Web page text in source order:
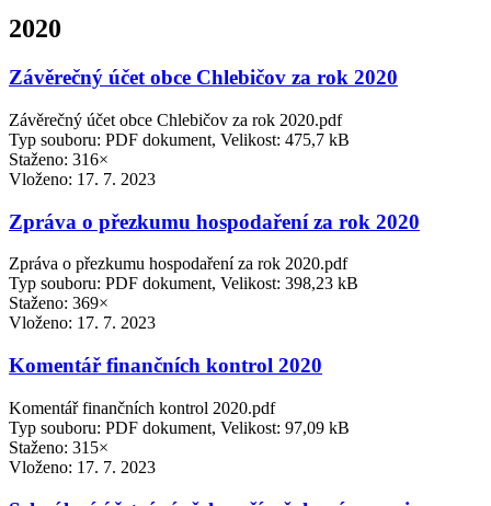
2020
Závěrečný účet obce Chlebičov za rok 2020
Závěrečný účet obce Chlebičov za rok 2020.pdf
Typ souboru: PDF dokument, Velikost: 475,7 kB
Staženo: 316×
Vloženo: 17. 7. 2023
Zpráva o přezkumu hospodaření za rok 2020
Zpráva o přezkumu hospodaření za rok 2020.pdf
Typ souboru: PDF dokument, Velikost: 398,23 kB
Staženo: 369×
Vloženo: 17. 7. 2023
Komentář finančních kontrol 2020
Komentář finančních kontrol 2020.pdf
Typ souboru: PDF dokument, Velikost: 97,09 kB
Staženo: 315×
Vloženo: 17. 7. 2023